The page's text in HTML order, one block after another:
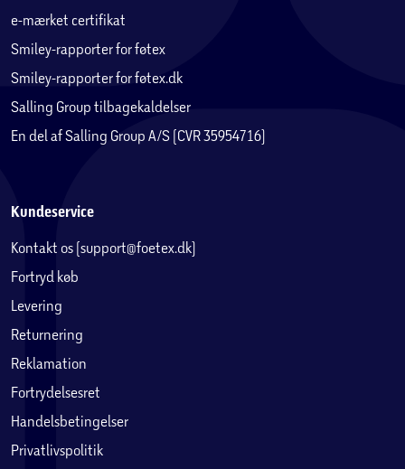
e-mærket certifikat
Smiley-rapporter for føtex
Smiley-rapporter for føtex.dk
Salling Group tilbagekaldelser
En del af Salling Group A/S (CVR 35954716)
Kundeservice
Kontakt os (support@foetex.dk)
Fortryd køb
Levering
Returnering
Reklamation
Fortrydelsesret
Handelsbetingelser
Privatlivspolitik